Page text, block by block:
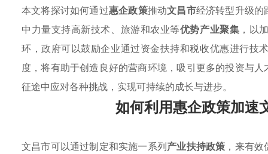
本文将探讨如何通过惠企政策推动文昌市经济转型升级的
中力量支持高新技术、旅游和农业等优势产业聚集 ，以
环，政府可以鼓励企业通过资金扶持和税收优惠进行技
度，将有助于创造良好的营商环境，吸引更多的投资与
征途中应对各种挑战，实现可持续的成长与进步。
如何利用惠企政策加速
文昌市可以通过制定和实施一系列产业扶持政策 ，来有